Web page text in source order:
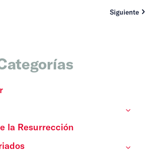
Siguiente
la Resurrección